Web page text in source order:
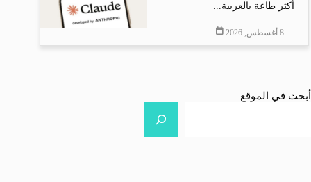
أكثر طاعة بالعربية...
8 أغسطس, 2026
أبحث في الموقع